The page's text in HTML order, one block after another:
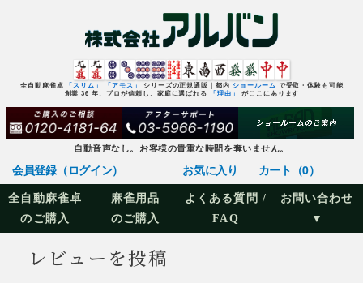
全自動麻雀卓 「スリム」 「アモス」 シリーズの正規通販｜都内 ショールーム で受取・体験も可能
創業 36 年、プロが信頼し、家庭に選ばれる 「理由」 がここにあります
自動音声なし。お客様の貴重な時間を奪いません。
会員登録（ログイン） お気に入り カート（0）
全自動麻雀卓
のご購入
麻雀用品
のご購入
よくある質問 /
FAQ
お問い合わせ
▼
レビューを投稿